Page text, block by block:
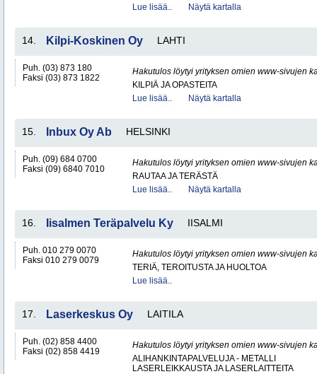
Lue lisää..
Näytä kartalla
14. Kilpi-Koskinen Oy LAHTI
Puh. (03) 873 180
Faksi (03) 873 1822
Hakutulos löytyi yrityksen omien www-sivujen
KILPIÄ JA OPASTEITA
Lue lisää..
Näytä kartalla
15. Inbux Oy Ab HELSINKI
Puh. (09) 684 0700
Faksi (09) 6840 7010
Hakutulos löytyi yrityksen omien www-sivujen
RAUTAA JA TERÄSTÄ
Lue lisää..
Näytä kartalla
16. Iisalmen Teräpalvelu Ky IISALMI
Puh. 010 279 0070
Faksi 010 279 0079
Hakutulos löytyi yrityksen omien www-sivujen
TERIÄ, TEROITUSTA JA HUOLTOA
Lue lisää..
17. Laserkeskus Oy LAITILA
Puh. (02) 858 4400
Faksi (02) 858 4419
Hakutulos löytyi yrityksen omien www-sivujen
ALIHANKINTAPALVELUJA - METALLI
LASERLEIKKAUSTA JA LASERLAITTEITA